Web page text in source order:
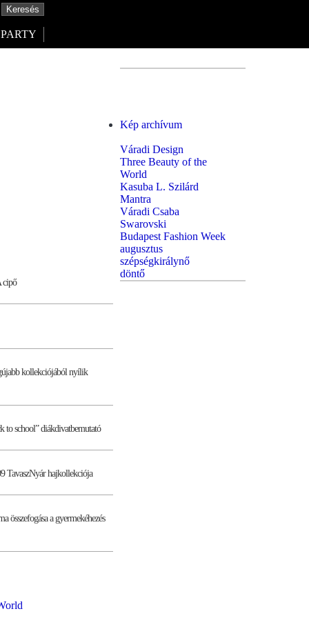
PARTY
cipő
kollekciójából nyílik
to school” diákdivatbemutató
TavaszNyár hajkollekciója
összefogása a gyermekéhezés
Kép archívum
Váradi Design
Three Beauty of the
World
Kasuba L. Szilárd
Mantra
Váradi Csaba
Swarovski
Budapest Fashion Week
augusztus
szépségkirálynő
döntő